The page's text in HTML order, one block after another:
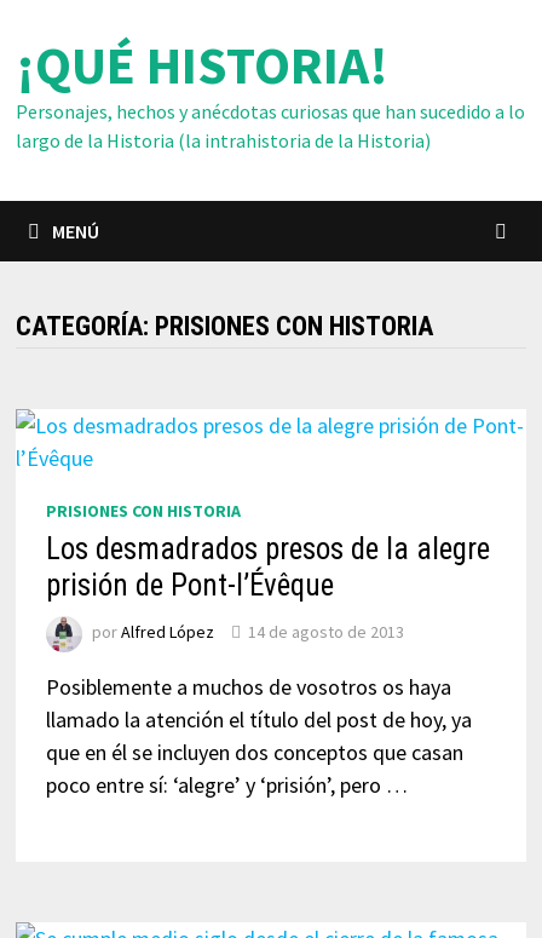
contenido
¡QUÉ HISTORIA!
Personajes, hechos y anécdotas curiosas que han sucedido a lo
largo de la Historia (la intrahistoria de la Historia)
MENÚ
CATEGORÍA: PRISIONES CON HISTORIA
PRISIONES CON HISTORIA
Los desmadrados presos de la alegre
prisión de Pont-l’Évêque
porAlfred López 14 de agosto de 2013
Posiblemente a muchos de vosotros os haya
llamado la atención el título del post de hoy, ya
que en él se incluyen dos conceptos que casan
poco entre sí: ‘alegre’ y ‘prisión’, pero …